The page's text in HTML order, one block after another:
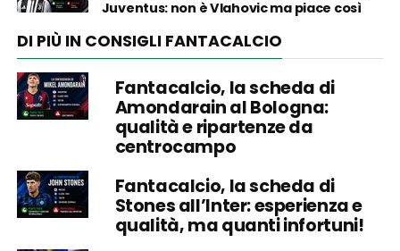
Juventus: non è Vlahovic ma piace così
DI PIÙ IN CONSIGLI FANTACALCIO
Fantacalcio, la scheda di
Amondarain al Bologna:
qualità e ripartenze da
centrocampo
Fantacalcio, la scheda di
Stones all’Inter: esperienza e
qualità, ma quanti infortuni!